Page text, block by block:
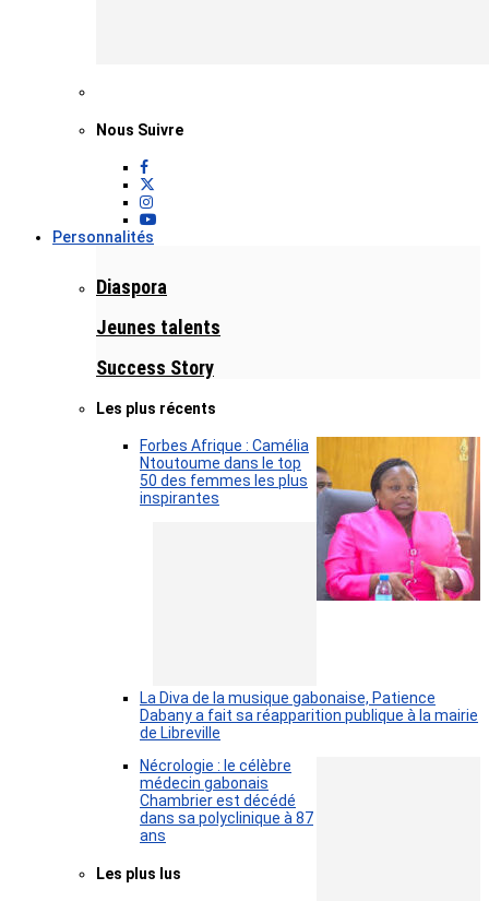
Nous Suivre
Personnalités
Diaspora
Jeunes talents
Success Story
Les plus récents
Forbes Afrique : Camélia
Ntoutoume dans le top
50 des femmes les plus
inspirantes
La Diva de la musique gabonaise, Patience
Dabany a fait sa réapparition publique à la mairie
de Libreville
Nécrologie : le célèbre
médecin gabonais
Chambrier est décédé
dans sa polyclinique à 87
ans
Les plus lus